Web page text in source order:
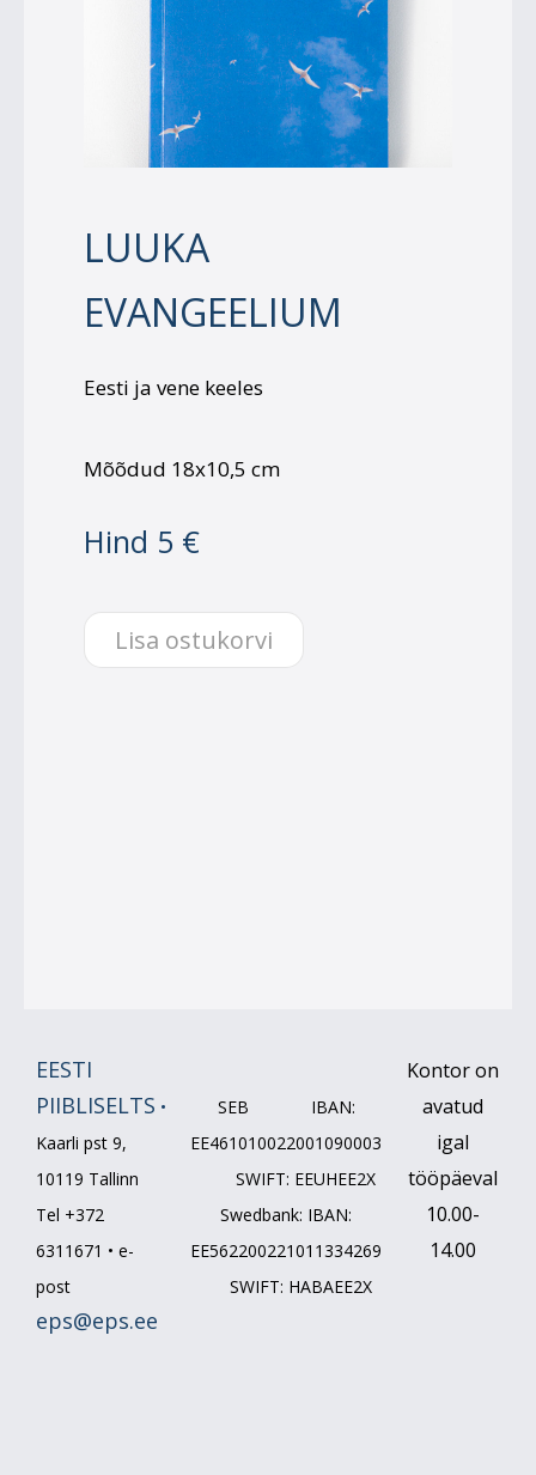
LUUKA
EVANGEELIUM
Eesti ja vene keeles
Mõõdud 18x10,5 cm
Hind 5 €
Lisa ostukorvi
EESTI
PIIBLISELTS •
Kaarli pst 9,
10119 Tallinn
Tel +372
6311671 • e-
post
eps@eps.ee
SEB IBAN:
EE461010022001090003
SWIFT: EEUHEE2X
Swedbank: IBAN:
EE562200221011334269
SWIFT: HABAEE2X
Kontor on
avatud
igal
tööpäeval
10.00-
14.00